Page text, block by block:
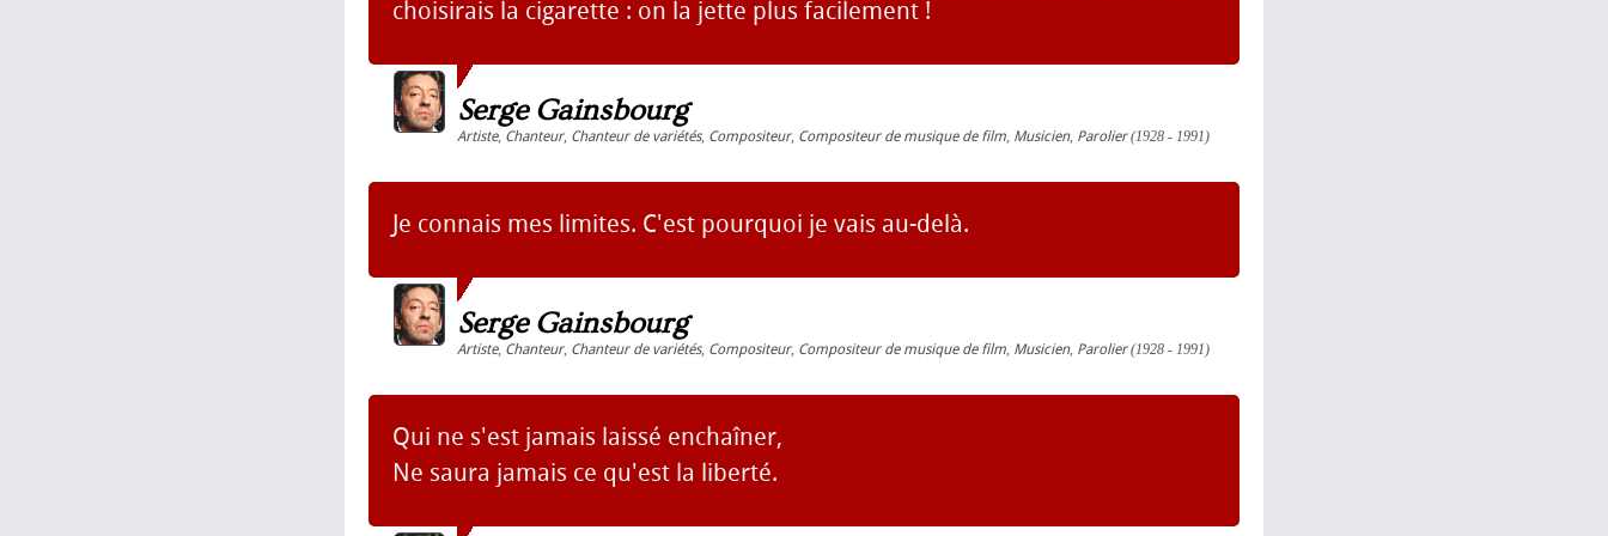
choisirais la cigarette : on la jette plus facilement !
Serge Gainsbourg
Artiste, Chanteur, Chanteur de variétés, Compositeur, Compositeur de musique de film, Musicien, Parolier(1928 - 1991)
Je connais mes limites. C'est pourquoi je vais au-delà.
Serge Gainsbourg
Artiste, Chanteur, Chanteur de variétés, Compositeur, Compositeur de musique de film, Musicien, Parolier(1928 - 1991)
Qui ne s'est jamais laissé enchaîner,
Ne saura jamais ce qu'est la liberté.